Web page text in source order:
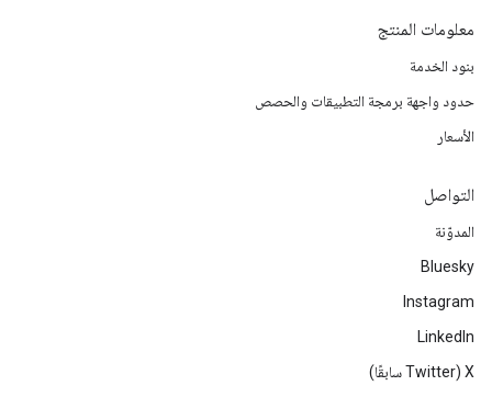
معلومات المنتج
بنود الخدمة
حدود واجهة برمجة التطبيقات والحصص
الأسعار
التواصل
المدوّنة
Bluesky
Instagram
LinkedIn
‫X ‏(Twitter سابقًا)